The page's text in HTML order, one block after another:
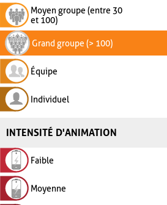
Moyen groupe (entre 30
et 100)
Grand groupe (> 100)
Équipe
Individuel
INTENSITÉ D'ANIMATION
Faible
Moyenne